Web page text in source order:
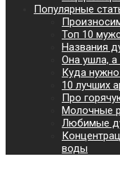
Популярные
Топ 10
Названия
Она ушла,
Куда
10 лучших
Про
Молочные
Любимые
воды